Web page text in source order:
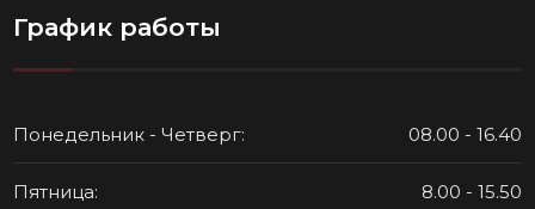
График работы
Понедельник - Четверг: 08.00 - 16.40
Пятница: 8.00 - 15.50